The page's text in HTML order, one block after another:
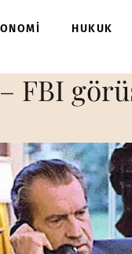
HUKUK
FBI